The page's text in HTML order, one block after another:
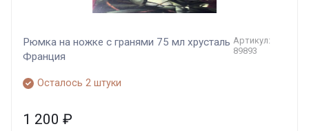
Рюмка на ножке с гранями 75 мл хрусталь
Франция
Артикул:
89893
Осталось 2 штуки
1 200 ₽